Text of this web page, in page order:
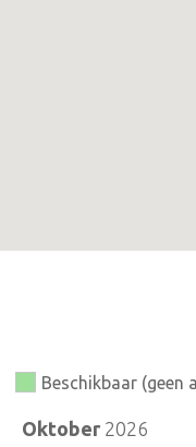
Beschikbaar (geen
Oktober 2026